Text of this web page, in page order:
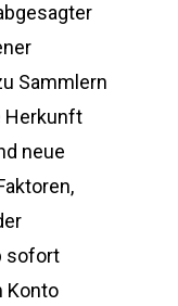
Sammlern
Herkunft
neue
sofort
Konto